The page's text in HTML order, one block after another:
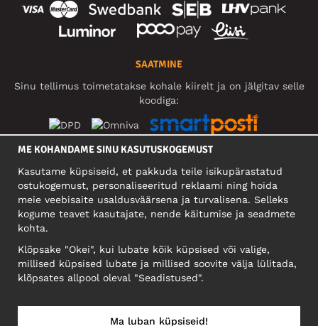
SAATMINE
Sinu tellimus toimetatakse kohale kiirelt ja on jälgitav selle
koodiga:
FIRMA
Mäeküla tn 9, EE-13525 Tallinn
Reg: 17449603, KMKR: EE102960721
ME KOHANDAME SINU KASUTUSKOGEMUST
Kasutame küpsiseid, et pakkuda teile isikupärastatud
ostukogemust, personaliseeritud reklaami ning hoida
meie veebisaite usaldusväärsena ja turvalisena. Selleks
kogume teavet kasutajate, nende käitumise ja seadmete
kohta.
Klõpsake "Okei", kui lubate kõik küpsised või valige,
millised küpsised lubate ja millised soovite välja lülitada,
klõpsates allpool oleval "Seadistused".
Ma luban küpsiseid!